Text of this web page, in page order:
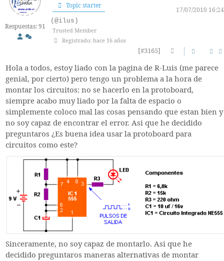
Respuestas: 91
Topic starter
17/07/2010 16:24
(@ilus)
Trusted Member
Registrado: hace 16 años
[#3165]
Hola a todos, estoy liado con la pagina de R-Luis (me parece
genial, por cierto) pero tengo un problema a la hora de
montar los circuitos: no se hacerlo en la protoboard,
siempre acabo muy liado por la falta de espacio o
simplemente coloco mal las cosas pensando que estan bien y
no soy capaz de encontrar el error. Asi que he decidido
preguntaros ¿Es buena idea usar la protoboard para
circuitos como este?
Sinceramente, no soy capaz de montarlo. Asi que he
decidido preguntaros maneras alternativas de montar